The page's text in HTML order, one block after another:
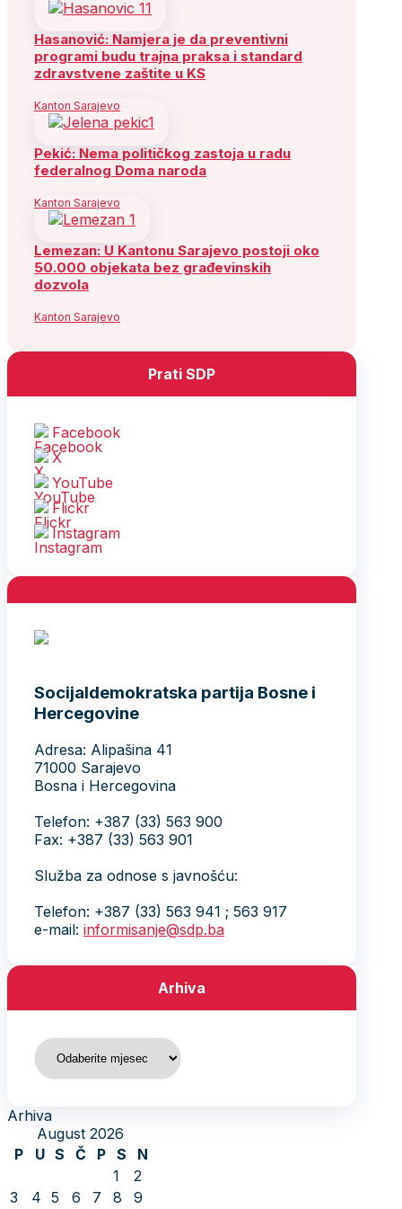
Hasanović: Namjera je da preventivni
programi budu trajna praksa i standard
zdravstvene zaštite u KS
Kanton Sarajevo
Pekić: Nema političkog zastoja u radu
federalnog Doma naroda
Kanton Sarajevo
Lemezan: U Kantonu Sarajevo postoji oko
50.000 objekata bez građevinskih
dozvola
Kanton Sarajevo
Prati SDP
Facebook
X
YouTube
Flickr
Instagram
Socijaldemokratska partija Bosne i
Hercegovine
Adresa: Alipašina 41
71000 Sarajevo
Bosna i Hercegovina
Telefon: +387 (33) 563 900
Fax: +387 (33) 563 901
Služba za odnose s javnošću:
Telefon: +387 (33) 563 941 ; 563 917
e-mail: informisanje@sdp.ba
Arhiva
Arhiva
Arhiva
August 2026
P
U S Č P S
N
1
2
3
4 5 6 7 8
9